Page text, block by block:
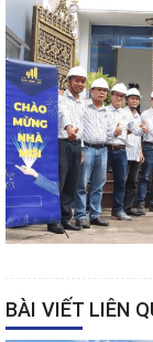
BÀI VIẾT LIÊN